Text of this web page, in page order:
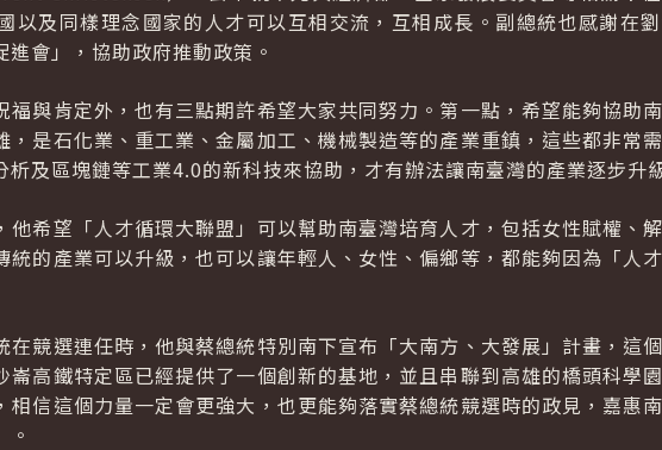
以及同樣理念國家的人才可以互相交流，互相成長。副總統也感謝在
會」，協助政府推動政策。
福與肯定外，也有三點期許希望大家共同努力。第一點，希望能夠協助
是石化業、重工業、金屬加工、機械製造等的產業重鎮，這些都非常
及區塊鏈等工業4.0的新科技來協助，才有辦法讓南臺灣的產業逐步升
他希望「人才循環大聯盟」可以幫助南臺灣培育人才，包括女性賦權、
的產業可以升級，也可以讓年輕人、女性、偏鄉等，都能夠因為「人才
在競選連任時，他與蔡總統特別南下宣布「大南方、大發展」計畫，這
崙高鐵特定區已經提供了一個創新的基地，並且串聯到高雄的橋頭科學
相信這個力量一定會更強大，也更能夠落實蔡總統競選時的政見，嘉惠